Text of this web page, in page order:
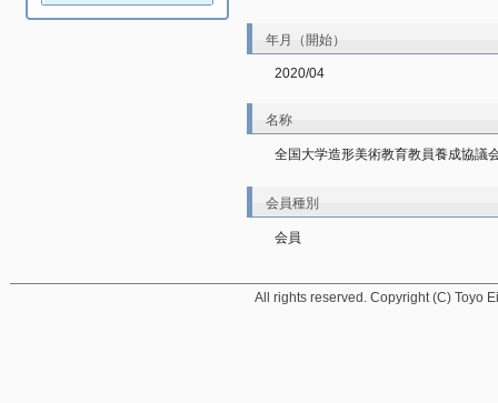
年月（開始）
2020/04
名称
全国大学造形美術教育教員養成協議
会員種別
会員